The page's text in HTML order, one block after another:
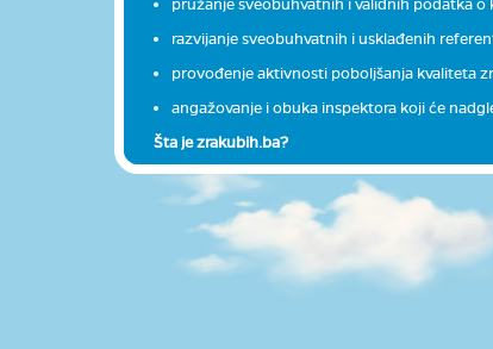
pružanje sveobuhvatnih i validnih podatka
razvijanje sveobuhvatnih i usklađenih
provođenje aktivnosti poboljšanja kvaliteta
angažovanje i obuka inspektora koji će
Šta je zrakubih.ba?
Zrakubih.ba je web stranica kreirana u okviru
Podaci o zagađenju se prikupljaju preko
mjerenje zagađujućih materija u zraku. Podaci
Zrakubih.ba izvještava o kvalitetu zraka uz
zdrav ili nezdrav, pa u skladu s tim čovjek
Na ovoj web stranici se mogu pronaći i